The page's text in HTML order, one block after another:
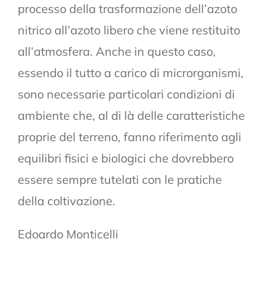
processo della trasformazione dell’azoto
nitrico all’azoto libero che viene restituito
all’atmosfera. Anche in questo caso,
essendo il tutto a carico di microrganismi,
sono necessarie particolari condizioni di
ambiente che, al di là delle caratteristiche
proprie del terreno, fanno riferimento agli
equilibri fisici e biologici che dovrebbero
essere sempre tutelati con le pratiche
della coltivazione.
Edoardo Monticelli